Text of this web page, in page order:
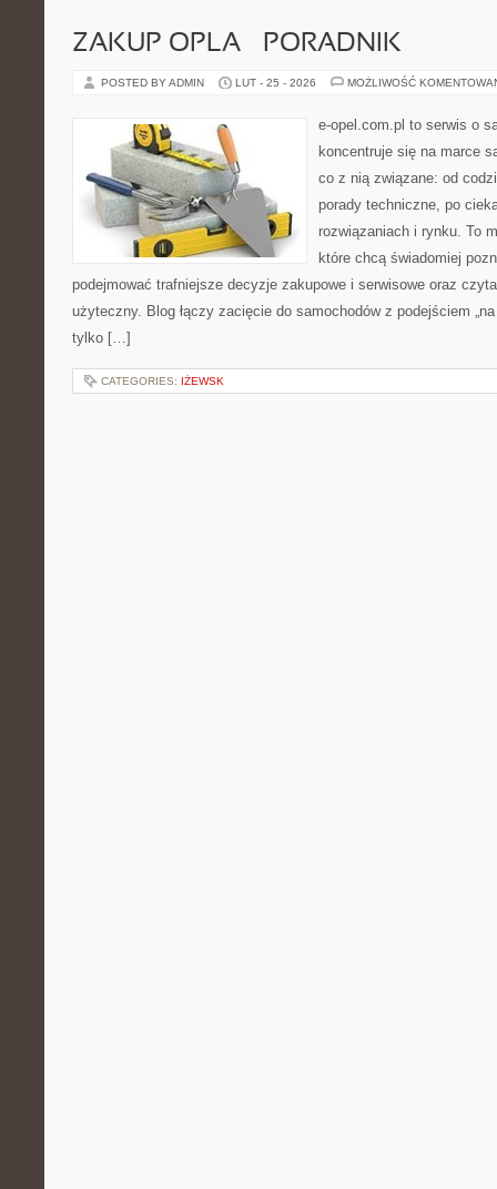
ZAKUP OPLA – PORADNIK
POSTED BY ADMIN LUT - 25 - 2026 MOŻLIWOŚĆ
e-opel.com.pl to serwis o
koncentruje się na marce
co z nią związane: od
porady techniczne, po
rozwiązaniach i rynku. To
które chcą świadomiej
podejmować trafniejsze decyzje zakupowe i serwisowe oraz
użyteczny. Blog łączy zacięcie do samochodów z podejściem
tylko […]
CATEGORIES: IŻEWSK